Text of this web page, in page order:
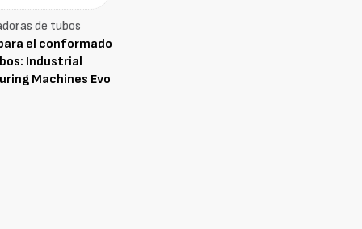
de tubos
el conformado
Industrial
Machines Evo